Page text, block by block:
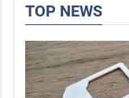
TOP NEWS